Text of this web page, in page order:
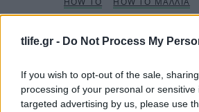
tlife.gr - Do Not Process My
If you wish to opt-out of the sale,
processing of your personal or
targeted advertising by us, please use
Follow us on
facebook
twitter